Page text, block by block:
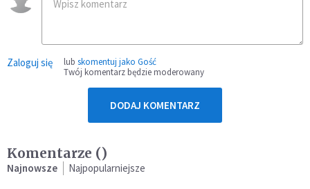
Zaloguj się lub skomentuj jako Gość
Twój komentarz będzie moderowany
DODAJ KOMENTARZ
Komentarze ()
Najnowsze Najpopularniejsze